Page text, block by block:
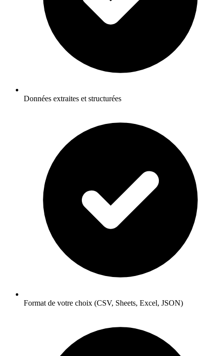
Données extraites et structurées
Format de votre choix (CSV, Sheets, Excel, JSON)